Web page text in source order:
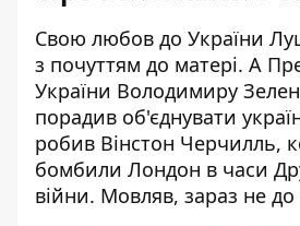
Свою любов до України
з почуттям до матері. А
України Володимиру
порадив об'єднувати
робив Вінстон Черчилль,
бомбили Лондон в часи
війни. Мовляв, зараз не до